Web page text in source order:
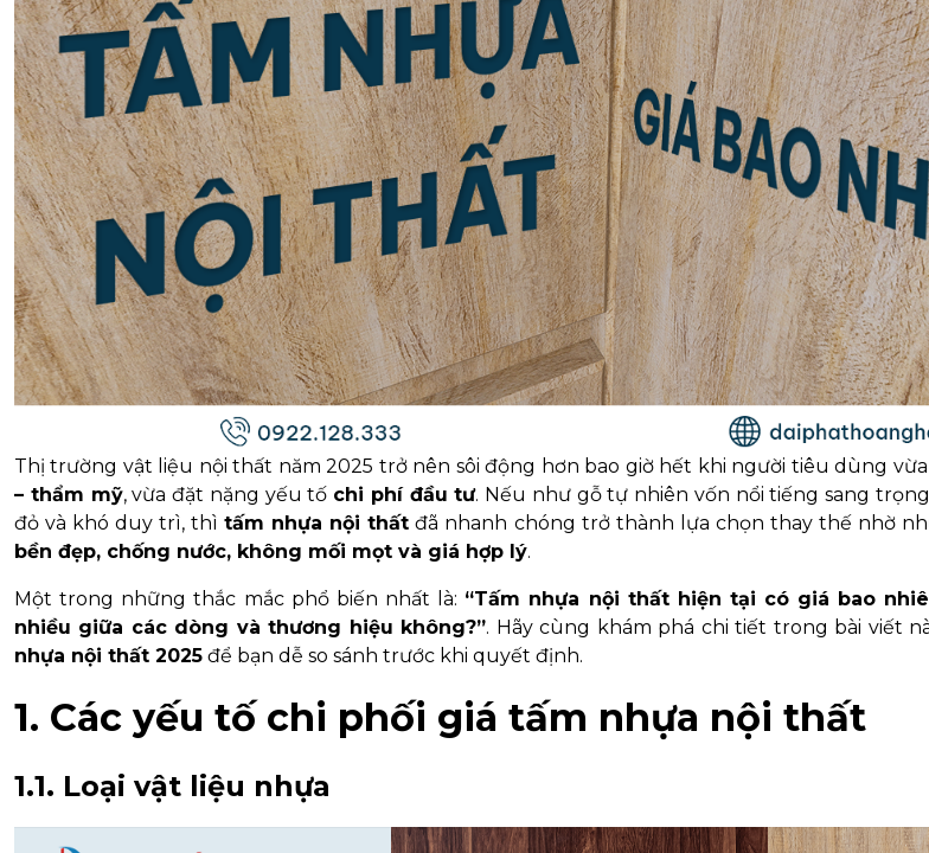
Thị trường vật liệu nội thất năm 2025 trở nên sôi động hơn bao giờ hết khi người tiêu dùng
– thẩm mỹ, vừa đặt nặng yếu tố chi phí đầu tư. Nếu như gỗ tự nhiên vốn nổi tiếng sang
đỏ và khó duy trì, thìtấm nhựa nội thất đã nhanh chóng trở thành lựa chọn thay thế nhờ
bền đẹp, chống nước, không mối mọt và giá hợp lý.
Một trong những thắc mắc phổ biến nhất là: “Tấm nhựa nội thất hiện tại có giá bao
nhiều giữa các dòng và thương hiệu không?”. Hãy cùng khám phá chi tiết trong bài viết
nhựa nội thất 2025 để bạn dễ so sánh trước khi quyết định.
1. Các yếu tố chi phối giá tấm nhựa nội thất
1.1. Loại vật liệu nhựa